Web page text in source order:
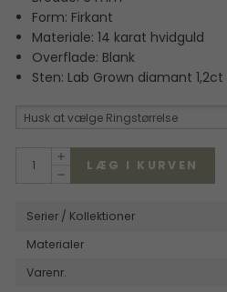
Wille Jewellery
Form: Firkant
Materiale: 14 karat hvidguld
Overflade: Blank
Sten: Lab Grown diamant 1,2ct
Husk at vælge Ringstørrelse
LÆG I KURVEN
Serier / Kollektioner
Materialer
Varenr.